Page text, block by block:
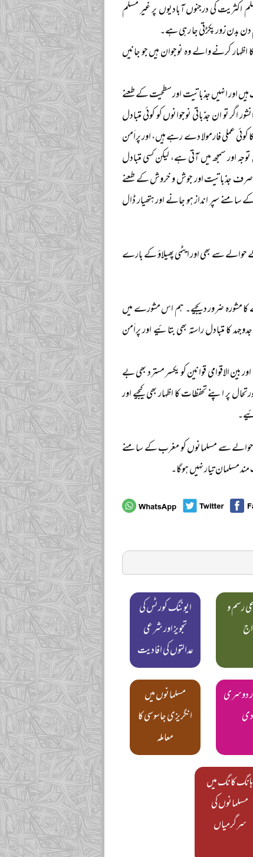
اکثریت کی درجنوں آبادیوں پر غیر مسلم
دن بدن زور پکڑتی جا رہی ہے۔
کرنے والے وہ نوجوان ہیں جو جانیں
اور انہیں جذباتیت اور سطحیت کے طعنے
تو ان جذباتی نوجوانوں کو کوئی متبادل
کوئی عملی فارمولا دے رہے ہیں، اور پراَمن
اور سمجھ میں آتی ہے، لیکن کسی متبادل
صرف جذباتیت اور جوش و خروش کے طعنے
سپر انداز ہو جانے اور ہتھیار ڈال
سے بھی اور ایٹمی پھیلاؤ کے بارے
کا مشورہ ضرور دیجیے۔ ہم اس مشورے میں
کا متبادل راستہ بھی بتائیے اور پراَمن
الاقوامی قوانین کو یکسر مسترد بھی بے
پر اپنے تحفظات کا اظہار بھی کیجیے اور
حوالے سے مسلمانوں کو مغرب کے سامنے
مسلمان تیار نہیں ہوگا۔
رسم و
ایوننگ کورٹس کی
تجویز اور شرعی
عدالتوں کی افادیت
دوسری
مسلمانوں میں
انگریزی جاسوسی کا
معاملہ
ہانگ کانگ میں
مسلمانوں کی
سرگرمیاں